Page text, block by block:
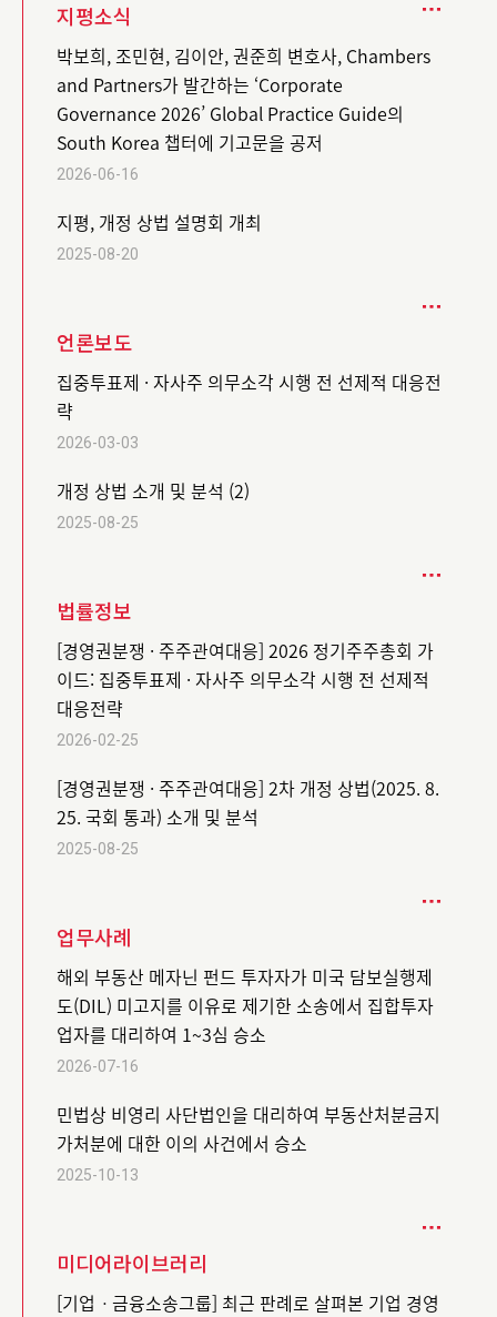
지평소식
박보희, 조민현, 김이안, 권준희 변호사, Chambers
and Partners가 발간하는 ‘Corporate
Governance 2026’ Global Practice Guide의
South Korea 챕터에 기고문을 공저
2026-06-16
지평, 개정 상법 설명회 개최
2025-08-20
언론보도
집중투표제 · 자사주 의무소각 시행 전 선제적 대응전
략
2026-03-03
개정 상법 소개 및 분석 (2)
2025-08-25
법률정보
[경영권분쟁 · 주주관여대응] 2026 정기주주총회 가
이드: 집중투표제 · 자사주 의무소각 시행 전 선제적
대응전략
2026-02-25
[경영권분쟁 · 주주관여대응] 2차 개정 상법(2025. 8.
25. 국회 통과) 소개 및 분석
2025-08-25
업무사례
해외 부동산 메자닌 펀드 투자자가 미국 담보실행제
도(DIL) 미고지를 이유로 제기한 소송에서 집합투자
업자를 대리하여 1~3심 승소
2026-07-16
민법상 비영리 사단법인을 대리하여 부동산처분금지
가처분에 대한 이의 사건에서 승소
2025-10-13
미디어라이브러리
[기업ㆍ금융소송그룹] 최근 판례로 살펴본 기업 경영